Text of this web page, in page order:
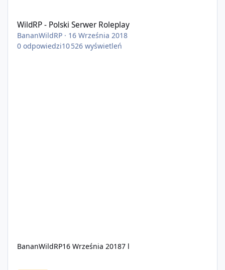
WildRP - Polski Serwer Roleplay
BananWildRP · 16 Września 2018
0 odpowiedzi10 526 wyświetleń
BananWildRP16 Września 20187 l